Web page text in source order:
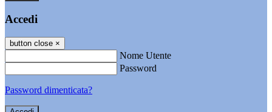
Accedi
button close ×
Nome Utente
Password
Password dimenticata?